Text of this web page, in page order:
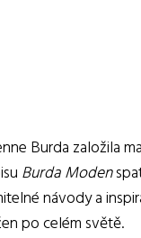
Burda založila
Burda Moden
návody a
po celém světě.